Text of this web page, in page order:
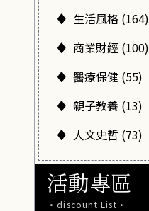
生活風格 (164)
商業財經 (100)
醫療保健 (55)
親子教養 (13)
人文史哲 (73)
活動專區
·discount List·